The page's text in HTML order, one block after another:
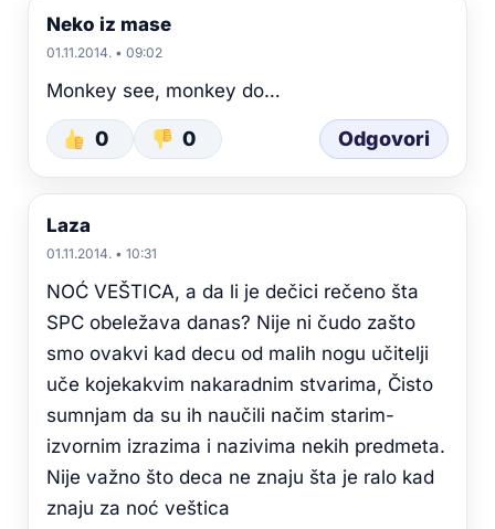
Neko iz mase
01.11.2014. • 09:02
Monkey see, monkey do…
0 0 Odgovori
Laza
01.11.2014. • 10:31
NOĆ VEŠTICA, a da li je dečici rečeno šta
SPC obeležava danas? Nije ni čudo zašto
smo ovakvi kad decu od malih nogu učitelji
uče kojekakvim nakaradnim stvarima, Čisto
sumnjam da su ih naučili načim starim-
izvornim izrazima i nazivima nekih predmeta.
Nije važno što deca ne znaju šta je ralo kad
znaju za noć veštica